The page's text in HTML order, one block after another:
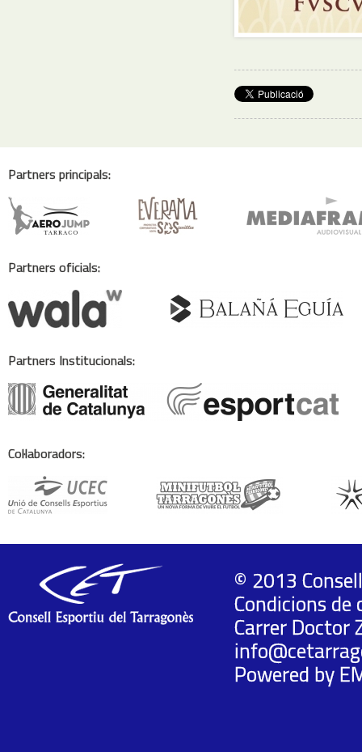
Partners principals:
Partners oficials:
Partners Institucionals:
Col·laboradors:
© 2013
Condicions
Carrer Doctor
Powered by